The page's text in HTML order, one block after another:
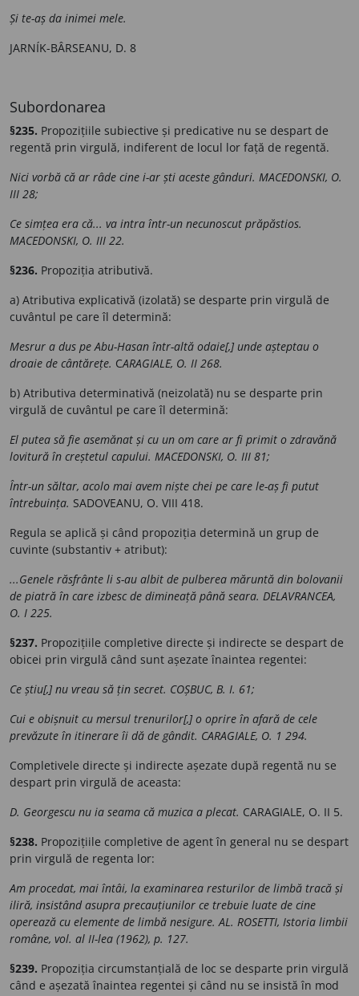
Și te-aș da inimei mele.
JARNÍK-BÂRSEANU, D. 8
Subordonarea
§235. Propozițiile subiective și predicative nu se despart de
regentă prin virgulă, indiferent de locul lor față de regentă.
Nici vorbă că ar râde cine i-ar ști aceste gânduri. MACEDONSKI, O.
III 28;
Ce simțea era că... va intra într-un necunoscut prăpăstios.
MACEDONSKI, O. III 22.
§236. Propoziția atributivă.
a) Atributiva explicativă (izolată) se desparte prin virgulă de
cuvântul pe care îl determină:
Mesrur a dus pe Abu-Hasan într-altă odaie[,] unde așteptau o
droaie de cântărețe. CARAGIALE, O. II 268.
b) Atributiva determinativă (neizolată) nu se desparte prin
virgulă de cuvântul pe care îl determină:
El putea să fie asemănat și cu un om care ar fi primit o zdravănă
lovitură în creștetul capului. MACEDONSKI, O. III 81;
Într-un săltar, acolo mai avem niște chei pe care le-aș fi putut
întrebuința. SADOVEANU, O. VIII 418.
Regula se aplică și când propoziția determină un grup de
cuvinte (substantiv + atribut):
...Genele răsfrânte li s-au albit de pulberea măruntă din bolovanii
de piatră în care izbesc de dimineață până seara. DELAVRANCEA,
O. I 225.
§237. Propozițiile completive directe și indirecte se despart de
obicei prin virgulă când sunt așezate înaintea regentei:
Ce știu[,] nu vreau să țin secret. COȘBUC, B. I. 61;
Cui e obișnuit cu mersul trenurilor[,] o oprire în afară de cele
prevăzute în itinerare îi dă de gândit. CARAGIALE, O. 1 294.
Completivele directe și indirecte așezate după regentă nu se
despart prin virgulă de aceasta:
D. Georgescu nu ia seama că muzica a plecat. CARAGIALE, O. II 5.
§238. Propozițiile completive de agent în general nu se despart
prin virgulă de regenta lor:
Am procedat, mai întâi, la examinarea resturilor de limbă tracă și
iliră, insistând asupra precauțiunilor ce trebuie luate de cine
operează cu elemente de limbă nesigure. AL. ROSETTI, Istoria limbii
române, vol. al II-lea (1962), p. 127.
§239. Propoziția circumstanțială de loc se desparte prin virgulă
când e așezată înaintea regentei și când nu se insistă în mod